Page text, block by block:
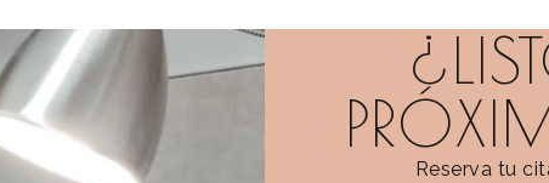
Reserva tu